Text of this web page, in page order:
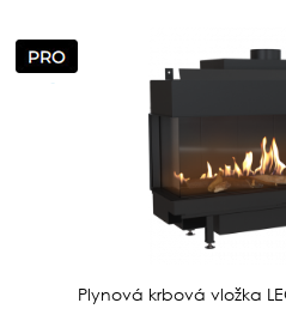
Plynová krbová vložka